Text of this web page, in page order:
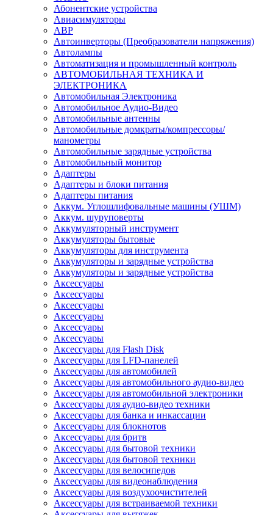
Абонентские устройства
Авиасимуляторы
АВР
Автоинверторы (Преобразователи напряжения)
Автолампы
Автоматизация и промышленный контроль
АВТОМОБИЛЬНАЯ ТЕХНИКА И
ЭЛЕКТРОНИКА
Автомобильная Электроника
Автомобильное Аудио-Видео
Автомобильные антенны
Автомобильные домкраты/компрессоры/
манометры
Автомобильные зарядные устройства
Автомобильный монитор
Адаптеры
Адаптеры и блоки питания
Адаптеры питания
Аккум. Углошлифовальные машины (УШМ)
Аккум. шуруповерты
Аккумуляторный инструмент
Аккумуляторы бытовые
Аккумуляторы для инструмента
Аккумуляторы и зарядные устройства
Аккумуляторы и зарядные устройства
Аксессуары
Аксессуары
Аксессуары
Аксессуары
Аксессуары
Аксессуары
Аксессуары для Flash Disk
Аксессуары для LFD-панелей
Аксессуары для автомобилей
Аксессуары для автомобильного аудио-видео
Аксессуары для автомобильной электроники
Аксессуары для аудио-видео техники
Аксессуары для банка и инкассации
Аксессуары для блокнотов
Аксессуары для бритв
Аксессуары для бытовой техники
Аксессуары для бытовой техники
Аксессуары для велосипедов
Аксессуары для видеонаблюдения
Аксессуары для воздухоочистителей
Аксессуары для встраиваемой техники